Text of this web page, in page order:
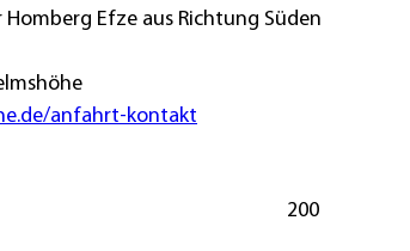
Efze aus Richtung Süden
anfahrt-kontakt
200